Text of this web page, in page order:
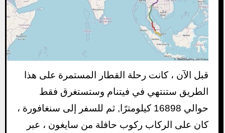
قبل الآن ، كانت رحلة القطار المستمرة على هذا
الطريق ستنتهي في فيتنام وستستغرق فقط
حوالي 16898 كيلومترًا, ثم للسفر إلى سنغافورة ،
كان على الركاب ركوب حافلة من سايغون ، عبر